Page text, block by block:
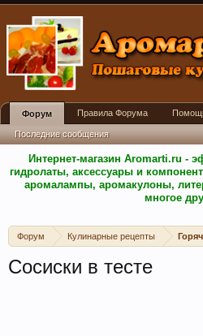
Интернет-магазин Aromarti.ru -
гидролаты, аксессуары и
аромалампы, аромакулоны,
многое
Форум Кулинарные рецепты
Сосиски в тесте
Форум
Последние сообщения
Правила Форума